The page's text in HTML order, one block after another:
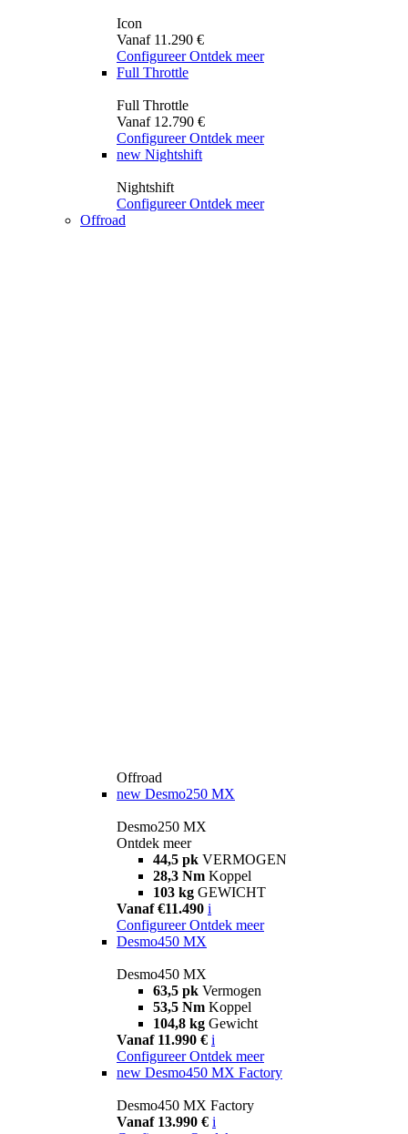
Icon
Vanaf 11.290 €
Configureer Ontdek meer
Full Throttle
Full Throttle
Vanaf 12.790 €
Configureer Ontdek meer
new Nightshift
Nightshift
Configureer Ontdek meer
Offroad
Offroad
new Desmo250 MX
Desmo250 MX
Ontdek meer
44,5 pk VERMOGEN
28,3 Nm Koppel
103 kg GEWICHT
Vanaf €11.490 i
Configureer Ontdek meer
Desmo450 MX
Desmo450 MX
63,5 pk Vermogen
53,5 Nm Koppel
104,8 kg Gewicht
Vanaf 11.990 € i
Configureer Ontdek meer
new Desmo450 MX Factory
Desmo450 MX Factory
Vanaf 13.990 € i